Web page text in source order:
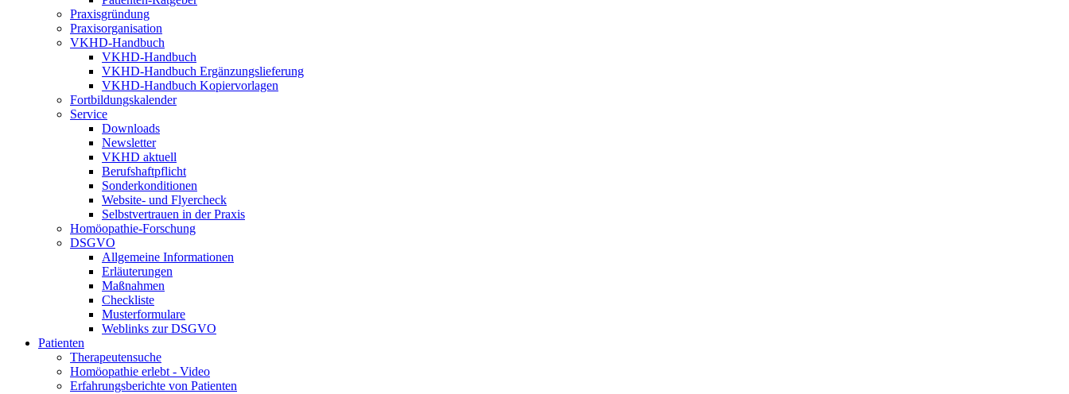
Praxisgründung
Praxisorganisation
VKHD-Handbuch
VKHD-Handbuch
VKHD-Handbuch Ergänzungslieferung
VKHD-Handbuch Kopiervorlagen
Fortbildungskalender
Service
Downloads
Newsletter
VKHD aktuell
Berufshaftpflicht
Sonderkonditionen
Website- und Flyercheck
Selbstvertrauen in der Praxis
Homöopathie-Forschung
DSGVO
Allgemeine Informationen
Erläuterungen
Maßnahmen
Checkliste
Musterformulare
Weblinks zur DSGVO
Patienten
Therapeutensuche
Homöopathie erlebt - Video
Erfahrungsberichte von Patienten